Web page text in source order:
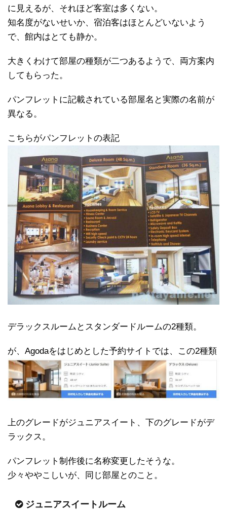
に見えるが、それほど客室は多くない。
知名度がないせいか、宿泊客はほとんどいないよう
で、館内はとても静か。
大きくわけて部屋の種類が二つあるようで、両方案内
してもらった。
パンフレットに記載されている部屋名と実際の名前が
異なる。
こちらがパンフレットの表記
デラックスルームとスタンダードルームの2種類。
が、Agodaをはじめとした予約サイトでは、この2種類
上のグレードがジュニアスイート、下のグレードがデ
ラックス。
パンフレット制作後に名称変更したそうな。
少々ややこしいが、同じ部屋とのこと。
ジュニアスイートルーム